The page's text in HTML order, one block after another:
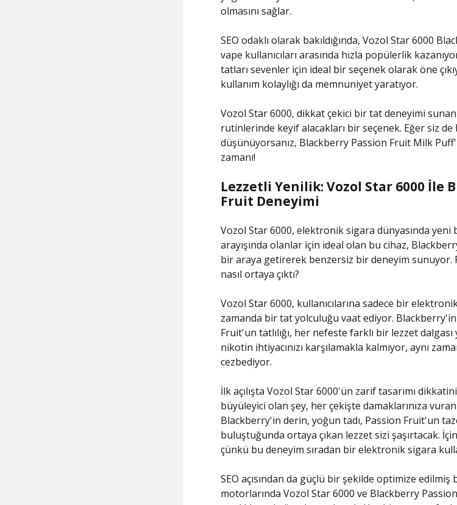
olmasını sağlar.
SEO odaklı olarak bakıldığında, Vozol Star 6000
vape kullanıcıları arasında hızla popülerlik
tatları sevenler için ideal bir seçenek olarak öne
kullanım kolaylığı da memnuniyet yaratıyor.
Vozol Star 6000, dikkat çekici bir tat deneyimi sunan
rutinlerinde keyif alacakları bir seçenek. Eğer siz
düşünüyorsanız, Blackberry Passion Fruit Milk
zamanı!
Lezzetli Yenilik: Vozol Star 6000 İle
Fruit Deneyimi
Vozol Star 6000, elektronik sigara dünyasında
arayışında olanlar için ideal olan bu cihaz,
bir araya getirerek benzersiz bir deneyim sunuyor.
nasıl ortaya çıktı?
Vozol Star 6000, kullanıcılarına sadece bir
zamanda bir tat yolculuğu vaat ediyor.
Fruit'un tatlılığı, her nefeste farklı bir lezzet dalgası
nikotin ihtiyacınızı karşılamakla kalmıyor, aynı
cezbediyor.
İlk açılışta Vozol Star 6000'ün zarif tasarımı
büyüleyici olan şey, her çekişte damaklarınıza
Blackberry'in derin, yoğun tadı, Passion Fruit'un
buluştuğunda ortaya çıkan lezzet sizi şaşırtacak.
çünkü bu deneyim sıradan bir elektronik sigara
SEO açısından da güçlü bir şekilde optimize edilmiş
motorlarında Vozol Star 6000 ve Blackberry